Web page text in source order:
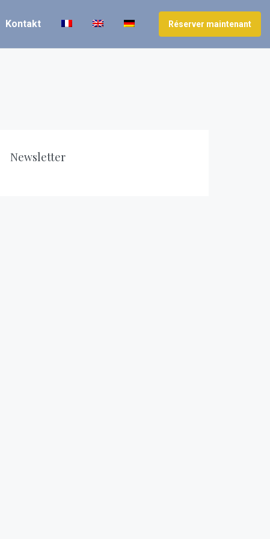
Kontakt Réserver maintenant
Newsletter